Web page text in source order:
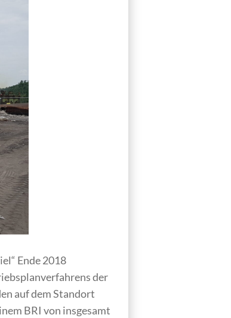
Ende 2018
der
auf dem Standort
BRI von insgesamt